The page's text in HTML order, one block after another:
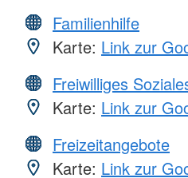
Familienhilfe
Karte: Link zur
Freiwilliges
Karte: Link zur
Freizeitangebote
Karte: Link zur